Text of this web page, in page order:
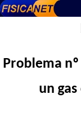
Problema
un